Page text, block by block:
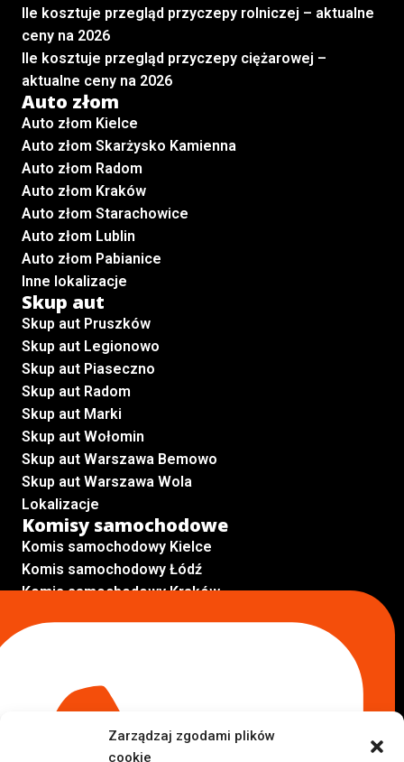
Zarządzaj zgodami plików
cookie
Ile kosztuje przegląd przyczepy rolniczej – aktualne
ceny na 2026
Ile kosztuje przegląd przyczepy ciężarowej –
aktualne ceny na 2026
Auto złom
Auto złom Kielce
Auto złom Skarżysko Kamienna
Auto złom Radom
Auto złom Kraków
Auto złom Starachowice
Auto złom Lublin
Auto złom Pabianice
Inne lokalizacje
Skup aut
Skup aut Pruszków
Skup aut Legionowo
Skup aut Piaseczno
Skup aut Radom
Skup aut Marki
Skup aut Wołomin
Skup aut Warszawa Bemowo
Skup aut Warszawa Wola
Lokalizacje
Komisy samochodowe
Komis samochodowy Kielce
Komis samochodowy Łódź
Komis samochodowy Kraków
Komis samochodowy Lublin
Komis samochodowy Sochaczew
Inne Lokalizacje